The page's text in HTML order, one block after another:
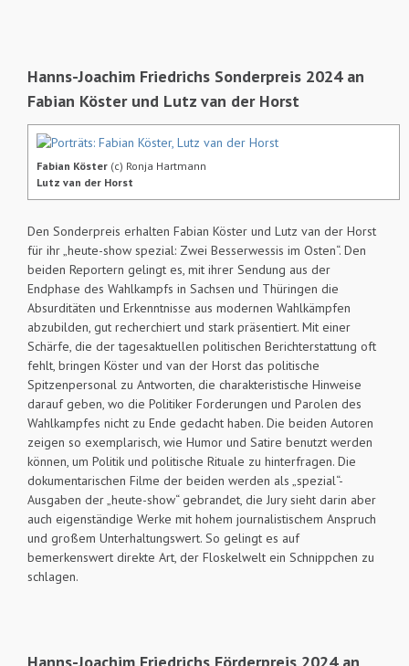
Hanns-Joachim Friedrichs Sonderpreis 2024 an
Fabian Köster und Lutz van der Horst
Fabian Köster(c) Ronja Hartmann
Lutz van der Horst
Den Sonderpreis erhalten Fabian Köster und Lutz van der Horst
für ihr „heute-show spezial: Zwei Besserwessis im Osten“. Den
beiden Reportern gelingt es, mit ihrer Sendung aus der
Endphase des Wahlkampfs in Sachsen und Thüringen die
Absurditäten und Erkenntnisse aus modernen Wahlkämpfen
abzubilden, gut recherchiert und stark präsentiert. Mit einer
Schärfe, die der tagesaktuellen politischen Berichterstattung oft
fehlt, bringen Köster und van der Horst das politische
Spitzenpersonal zu Antworten, die charakteristische Hinweise
darauf geben, wo die Politiker Forderungen und Parolen des
Wahlkampfes nicht zu Ende gedacht haben. Die beiden Autoren
zeigen so exemplarisch, wie Humor und Satire benutzt werden
können, um Politik und politische Rituale zu hinterfragen. Die
dokumentarischen Filme der beiden werden als „spezial“-
Ausgaben der „heute-show“ gebrandet, die Jury sieht darin aber
auch eigenständige Werke mit hohem journalistischem Anspruch
und großem Unterhaltungswert. So gelingt es auf
bemerkenswert direkte Art, der Floskelwelt ein Schnippchen zu
schlagen.